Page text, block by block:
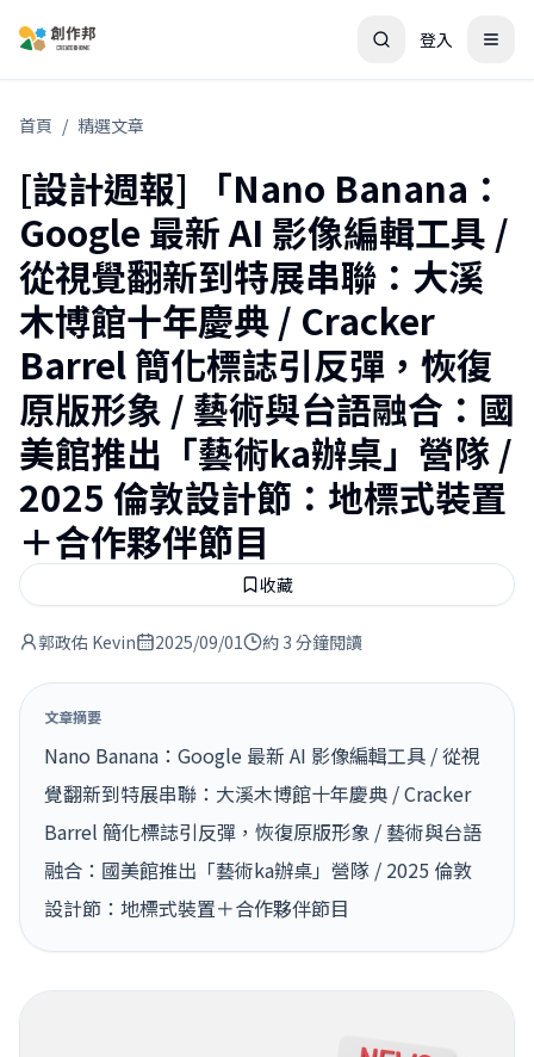
登入
首頁 / 精選文章
[設計週報] 「Nano Banana：
Google 最新 AI 影像編輯工具 /
從視覺翻新到特展串聯：大溪
木博館十年慶典 / Cracker
Barrel 簡化標誌引反彈，恢復
原版形象 / 藝術與台語融合：國
美館推出「藝術ka辦桌」營隊 /
2025 倫敦設計節：地標式裝置
＋合作夥伴節目
收藏
郭政佑 Kevin 2025/09/01 約 3 分鐘閱讀
文章摘要
Nano Banana：Google 最新 AI 影像編輯工具 / 從視
覺翻新到特展串聯：大溪木博館十年慶典 / Cracker
Barrel 簡化標誌引反彈，恢復原版形象 / 藝術與台語
融合：國美館推出「藝術ka辦桌」營隊 / 2025 倫敦
設計節：地標式裝置＋合作夥伴節目